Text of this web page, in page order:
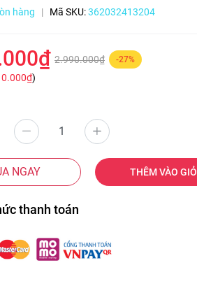
hàng | Mã SKU:362032413204
2.990.000₫ -27%
)
NGAY THÊM VÀO GIỎ
thanh toán